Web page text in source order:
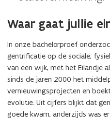
Waar gaat jullie
In onze bachelorproef
gentrificatie op de sociale,
van een wijk, met het Eilandje
sinds de jaren 2000 het
vernieuwingsprojecten en
evolutie. Uit cijfers blijkt dat
goede kwam, anderzijds was